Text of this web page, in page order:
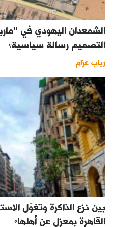
الشمعدان اليهودي في
التصميم رسالة سياسية؟
رباب عزام
بين نزع الذاكرة وتغوّل
القاهرة بمعزل عن أهلها؟